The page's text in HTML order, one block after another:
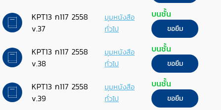
KPT13 ก117 2558
v.37
มุมหนังสือ
ทั่วไป
บนชั้น
ขอยืม
KPT13 ก117 2558
v.38
มุมหนังสือ
ทั่วไป
บนชั้น
ขอยืม
KPT13 ก117 2558
v.39
มุมหนังสือ
ทั่วไป
บนชั้น
ขอยืม